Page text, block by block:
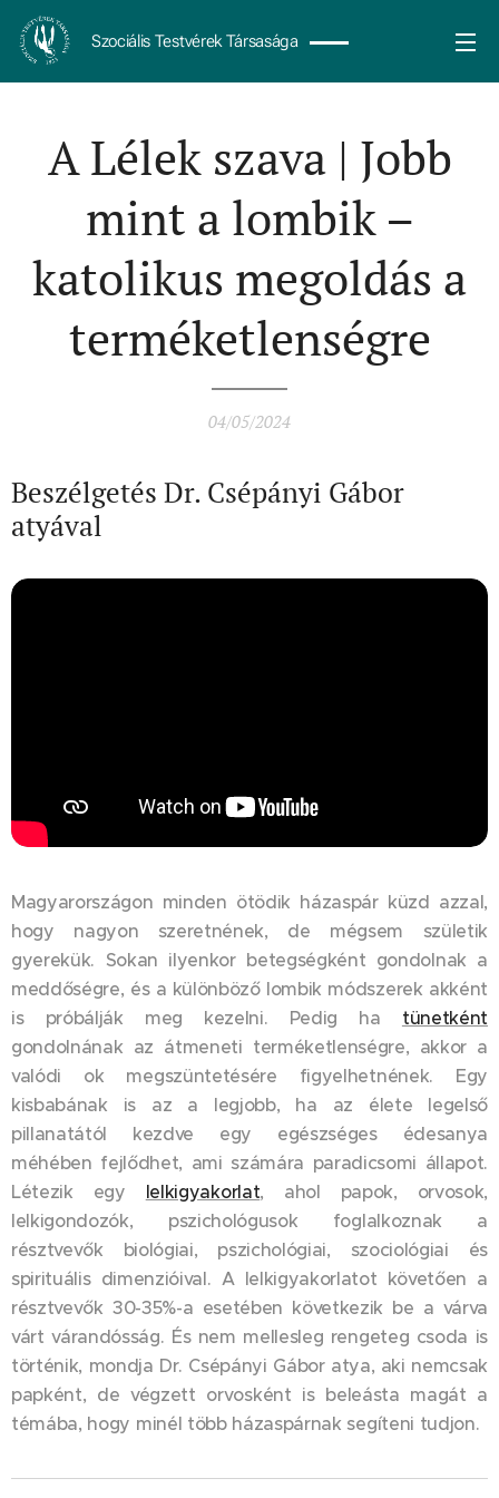
Szociális Testvérek Társasága
A Lélek szava | Jobb
mint a lombik –
katolikus megoldás a
terméketlenségre
04/05/2024
Beszélgetés Dr. Csépányi Gábor
atyával
Magyarországon minden ötödik házaspár küzd azzal,
hogy nagyon szeretnének, de mégsem születik
gyerekük. Sokan ilyenkor betegségként gondolnak a
meddőségre, és a különböző lombik módszerek akként
is próbálják meg kezelni. Pedig ha tünetként
gondolnának az átmeneti terméketlenségre, akkor a
valódi ok megszüntetésére figyelhetnének. Egy
kisbabának is az a legjobb, ha az élete legelső
pillanatától kezdve egy egészséges édesanya
méhében fejlődhet, ami számára paradicsomi állapot.
Létezik egy lelkigyakorlat, ahol papok, orvosok,
lelkigondozók, pszichológusok foglalkoznak a
résztvevők biológiai, pszichológiai, szociológiai és
spirituális dimenzióival. A lelkigyakorlatot követően a
résztvevők 30-35%-a esetében következik be a várva
várt várandósság. És nem mellesleg rengeteg csoda is
történik, mondja Dr. Csépányi Gábor atya, aki nemcsak
papként, de végzett orvosként is beleásta magát a
témába, hogy minél több házaspárnak segíteni tudjon.